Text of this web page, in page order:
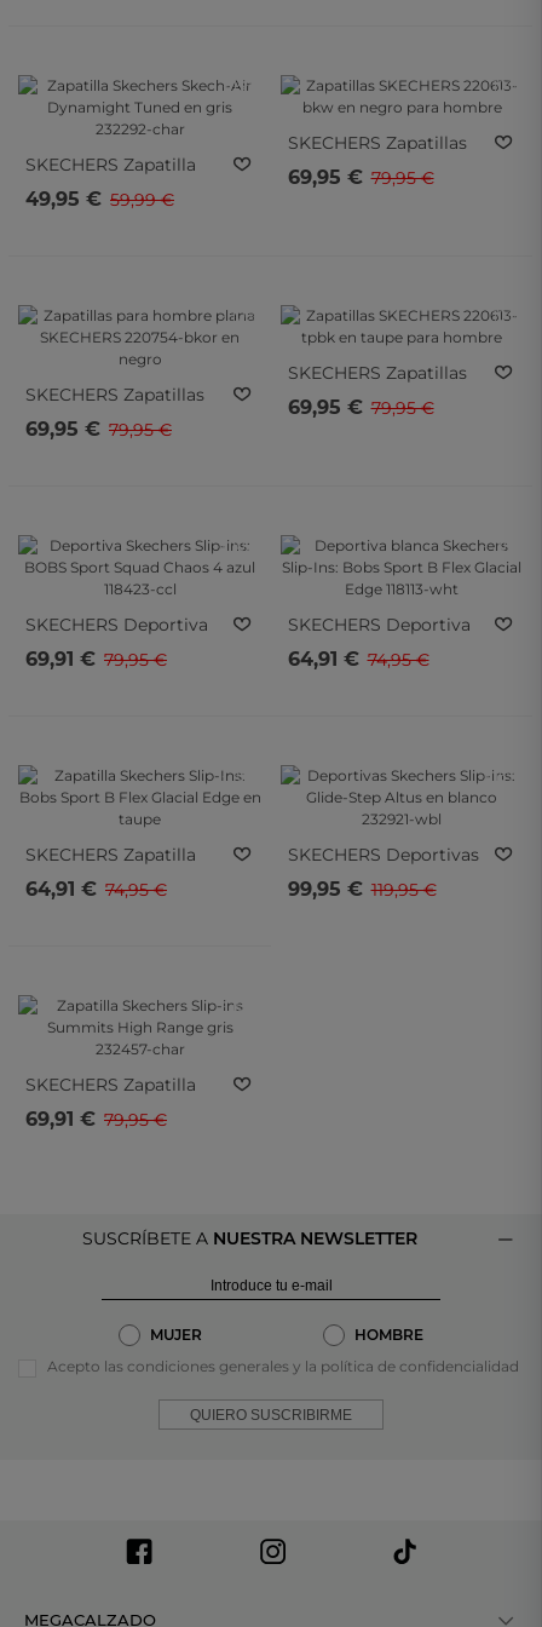
- 15%
SKECHERS Zapatilla
Skechers Skech-Air
Dynamight Tuned En
49,95 € 59,99 €
- 10%
SKECHERS Zapatillas
SKECHERS 220613-Bkw
En Negro Para Hombre
69,95 € 79,95 €
- 10%
SKECHERS Zapatillas
Para Hombre Plana
SKECHERS 220754-
69,95 € 79,95 €
- 10%
SKECHERS Zapatillas
SKECHERS 220613-Tpbk
En Taupe Para Hombre
69,95 € 79,95 €
- 10%
SKECHERS Deportiva
Skechers Slip-Ins: BOBS
Sport Squad Chaos 4
69,91 € 79,95 €
- 10%
SKECHERS Deportiva
Blanca Skechers Slip-
Ins: Bobs Sport B Flex
64,91 € 74,95 €
- 10%
SKECHERS Zapatilla
Skechers Slip-Ins: Bobs
Sport B Flex Glacial
64,91 € 74,95 €
- 15%
SKECHERS Deportivas
Skechers Slip-Ins: Glide-
Step Altus En Blanco
99,95 € 119,95 €
- 10%
SKECHERS Zapatilla
Skechers Slip-Ins
Summits High Range
69,91 € 79,95 €
SUSCRÍBETE A NUESTRA NEWSLETTER
MUJER
HOMBRE
Acepto las condiciones generales y la política de confidencialidad
QUIERO SUSCRIBIRME
MEGACALZADO